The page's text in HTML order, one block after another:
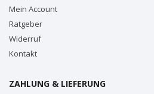
Mein Account
Ratgeber
Widerruf
Kontakt
ZAHLUNG & LIEFERUNG